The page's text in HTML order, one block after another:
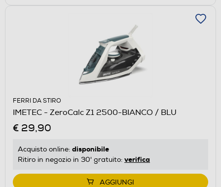
FERRI DA STIRO
IMETEC - ZeroCalc Z1 2500-BIANCO / BLU
€ 29,90
Acquisto online: disponibile
Ritiro in negozio in 30' gratuito: verifica
AGGIUNGI